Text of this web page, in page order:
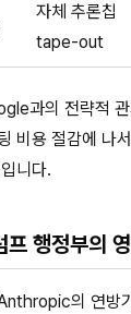
자체 추론칩
tape-out
과의 전략적
비용 절감에 나
니다.
프 행정부의
의 연방